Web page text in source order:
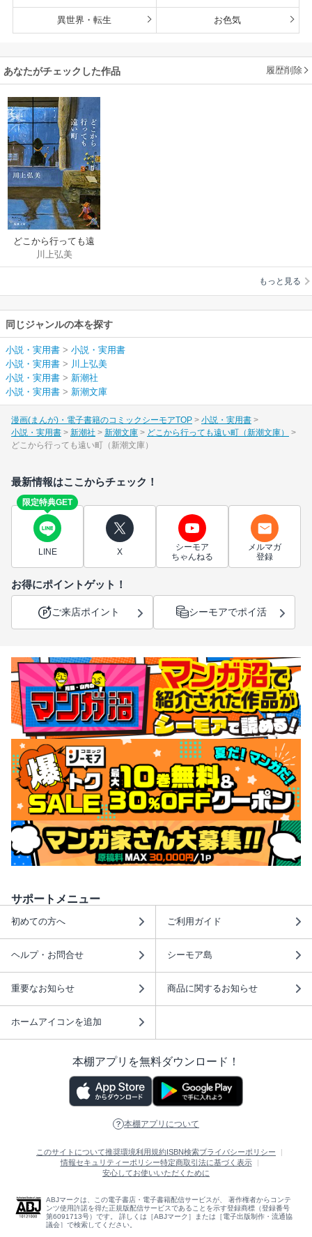
異世界・転生 お色気
あなたがチェックした作品 履歴削除
どこから行っても遠
い町（新潮文庫）
川上弘美
もっと見る
同じジャンルの本を探す
小説・実用書 > 小説・実用書
小説・実用書 > 川上弘美
小説・実用書 > 新潮社
小説・実用書 > 新潮文庫
漫画(まんが)・電子書籍のコミックシーモアTOP
小説・実用書
小説・実用書
新潮社 新潮文庫
どこから行っても遠い町（新潮文庫）
どこから行っても遠い町（新潮文庫）
最新情報はここからチェック！
限定特典GET
LINE X
シーモア
ちゃんねる
メルマガ
登録
お得にポイントゲット！
ご来店ポイント シーモアでポイ活
サポートメニュー
初めての方へ ご利用ガイド
ヘルプ・お問合せ シーモア島
重要なお知らせ 商品に関するお知らせ
ホームアイコンを追加
本棚アプリを無料ダウンロード！
本棚アプリについて
このサイトについて推奨環境利用規約ISBN検索プライバシーポリシー
情報セキュリティーポリシー特定商取引法に基づく表示
安心してお使いいただくために
ABJマークは、この電子書店・電子書籍配信サービスが、 著作権者からコンテ
ンツ使用許諾を得た正規版配信サービスであることを示す登録商標（登録番号
第6091713号）です。 詳しくは［ABJマーク］または［電子出版制作・流通協
議会］で検索してください。